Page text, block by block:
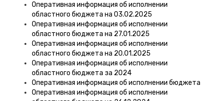
Оперативная информация об исполнении
областного бюджета на 03.02.2025
Оперативная информация об исполнении
областного бюджета на 27.01.2025
Оперативная информация об исполнении
областного бюджета на 20.01.2025
Оперативная информация об исполнении
областного бюджета за 2024
Оперативная информация об исполнении бюджета
Оперативная информация об исполнении